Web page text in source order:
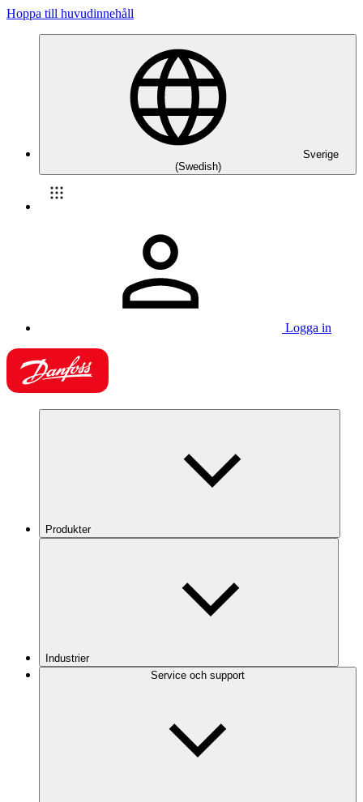
Hoppa till huvudinnehåll
Sverige
(Swedish)
Logga in
Produkter
Industrier
Service och support